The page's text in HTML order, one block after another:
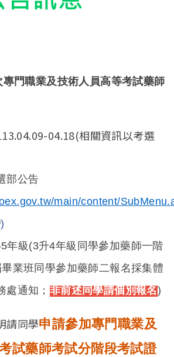
專門職業及技術人員高等考試藥師
04.18(相關資訊以考選
部公告
main/content/
is external)
)
年級(3升4年級同學參加藥師一階
業班同學參加藥師二報名採集體
處通知； 非前述同學請個別報名)
請同學申請參加專門職業及
試藥師考試分階段考試證